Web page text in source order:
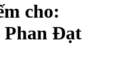
cho:
Phan Đạt